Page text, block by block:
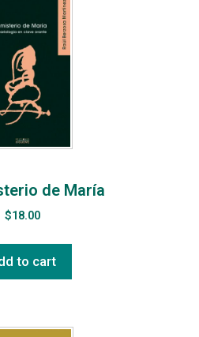
de María
$18.00
to cart